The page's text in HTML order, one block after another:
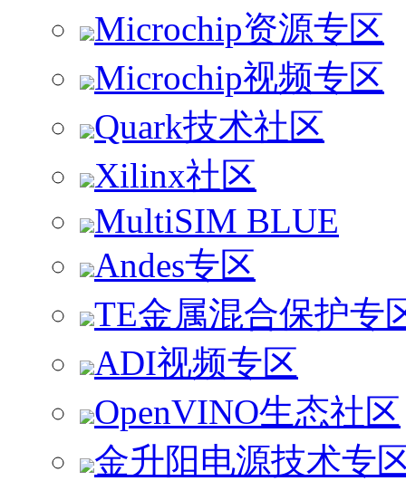
Microchip资源专区
Microchip视频专区
Quark技术社区
Xilinx社区
MultiSIM BLUE
Andes专区
TE金属混合保护专
ADI视频专区
OpenVINO生态社区
金升阳电源技术专